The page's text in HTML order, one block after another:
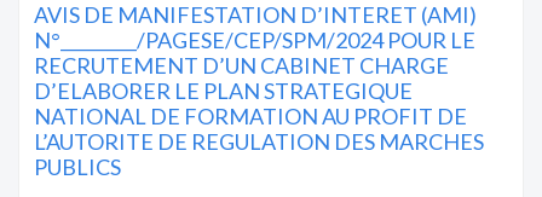
AVIS DE MANIFESTATION D’INTERET (AMI)
N°_________/PAGESE/CEP/SPM/2024 POUR LE
RECRUTEMENT D’UN CABINET CHARGE
D’ELABORER LE PLAN STRATEGIQUE
NATIONAL DE FORMATION AU PROFIT DE
L’AUTORITE DE REGULATION DES MARCHES
PUBLICS